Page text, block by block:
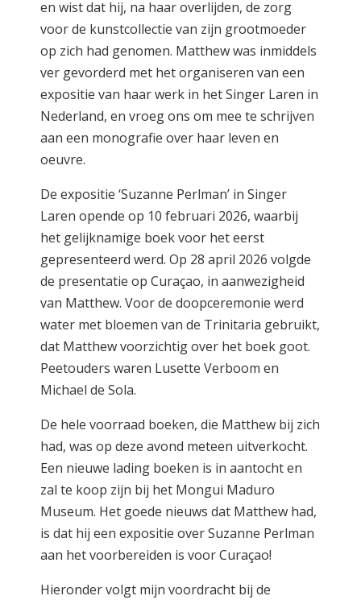
en wist dat hij, na haar overlijden, de zorg
voor de kunstcollectie van zijn grootmoeder
op zich had genomen. Matthew was inmiddels
ver gevorderd met het organiseren van een
expositie van haar werk in het Singer Laren in
Nederland, en vroeg ons om mee te schrijven
aan een monografie over haar leven en
oeuvre.
De expositie ‘Suzanne Perlman’ in Singer
Laren opende op 10 februari 2026, waarbij
het gelijknamige boek voor het eerst
gepresenteerd werd. Op 28 april 2026 volgde
de presentatie op Curaçao, in aanwezigheid
van Matthew. Voor de doopceremonie werd
water met bloemen van de Trinitaria gebruikt,
dat Matthew voorzichtig over het boek goot.
Peetouders waren Lusette Verboom en
Michael de Sola.
De hele voorraad boeken, die Matthew bij zich
had, was op deze avond meteen uitverkocht.
Een nieuwe lading boeken is in aantocht en
zal te koop zijn bij het Mongui Maduro
Museum. Het goede nieuws dat Matthew had,
is dat hij een expositie over Suzanne Perlman
aan het voorbereiden is voor Curaçao!
Hieronder volgt mijn voordracht bij de